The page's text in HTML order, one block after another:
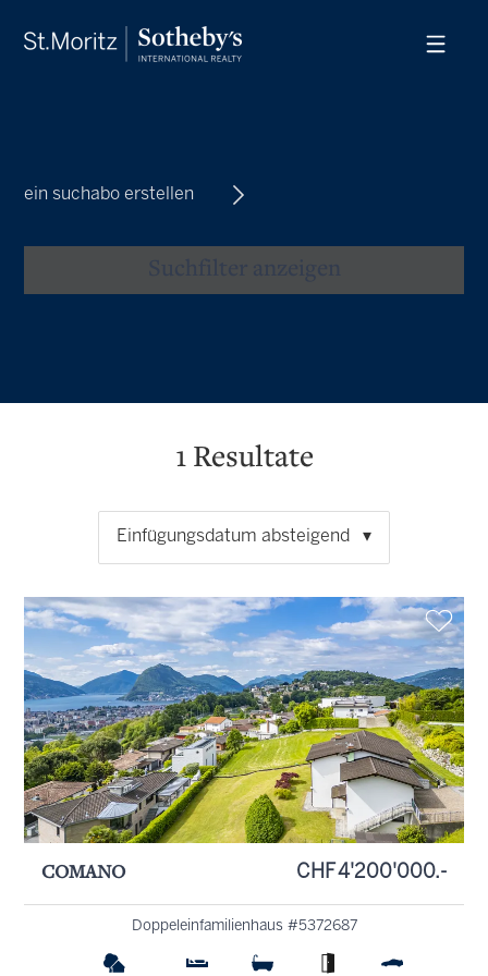
ein suchabo erstellen
1 Resultate
Einfügungsdatum absteigend
COMANO CHF 4'200'000.-
Doppeleinfamilienhaus #5372687